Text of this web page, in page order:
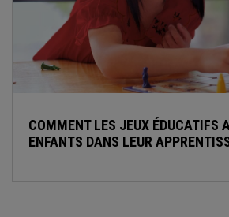
COMMENT LES JEUX ÉDUCATIFS
ENFANTS DANS LEUR